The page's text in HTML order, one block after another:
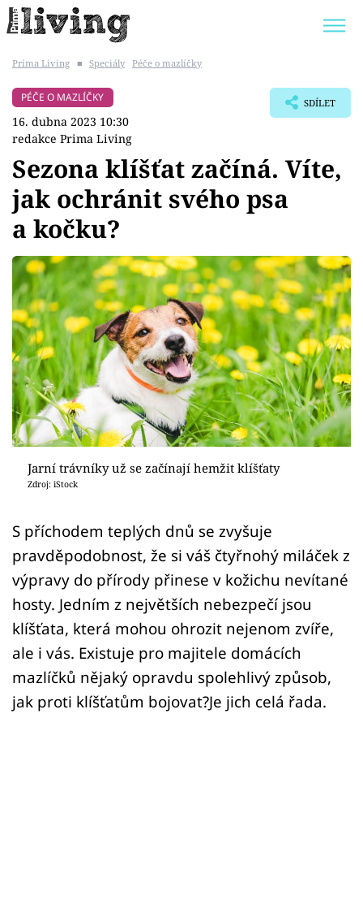
BYDLENÍ SLAVNÝCH
Témata
Bydlení
Zahrada
Design
Sledujte prima+
Přihlášení
Sledujte nás
Prima Living ■ Speciály Péče o mazlíčky
PÉČE O MAZLÍČKY
16. dubna 2023 10:30
redakce Prima Living
SDÍLET
Sezona klíšťat začíná. Víte,
jak ochránit svého psa
a kočku?
Jarní trávníky už se začínají hemžit klíšťaty
Zdroj: iStock
S příchodem teplých dnů se zvyšuje
pravděpodobnost, že si váš čtyřnohý miláček z
výpravy do přírody přinese v kožichu nevítané
hosty. Jedním z největších nebezpečí jsou
klíšťata, která mohou ohrozit nejenom zvíře,
ale i vás. Existuje pro majitele domácích
mazlíčků nějaký opravdu spolehlivý způsob,
jak proti klíšťatům bojovat?Je jich celá řada.